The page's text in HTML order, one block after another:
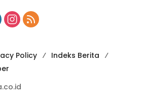
Policy
Indeks Berita